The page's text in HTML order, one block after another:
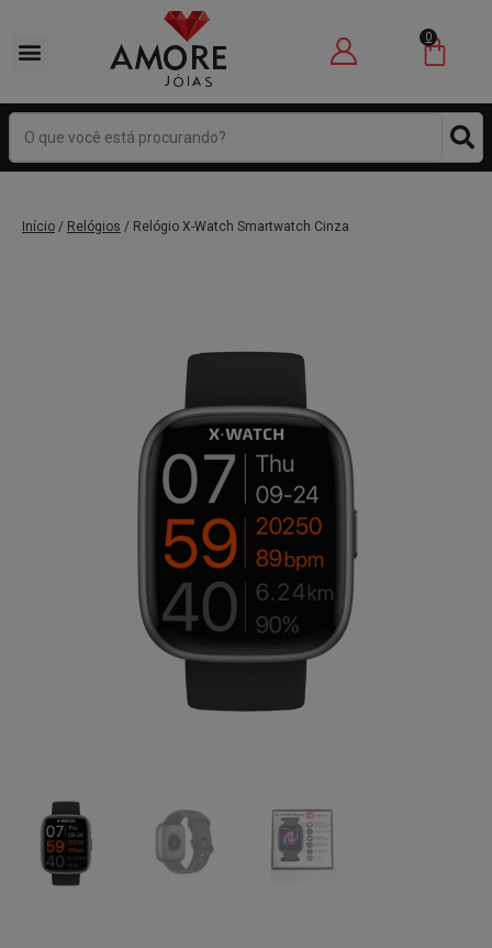
0
Início / Relógios / Relógio X-Watch Smartwatch Cinza